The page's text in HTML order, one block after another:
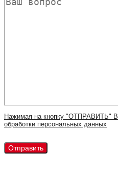
Нажимая на кнопку "ОТПРАВИТЬ"
обработки персональных данных